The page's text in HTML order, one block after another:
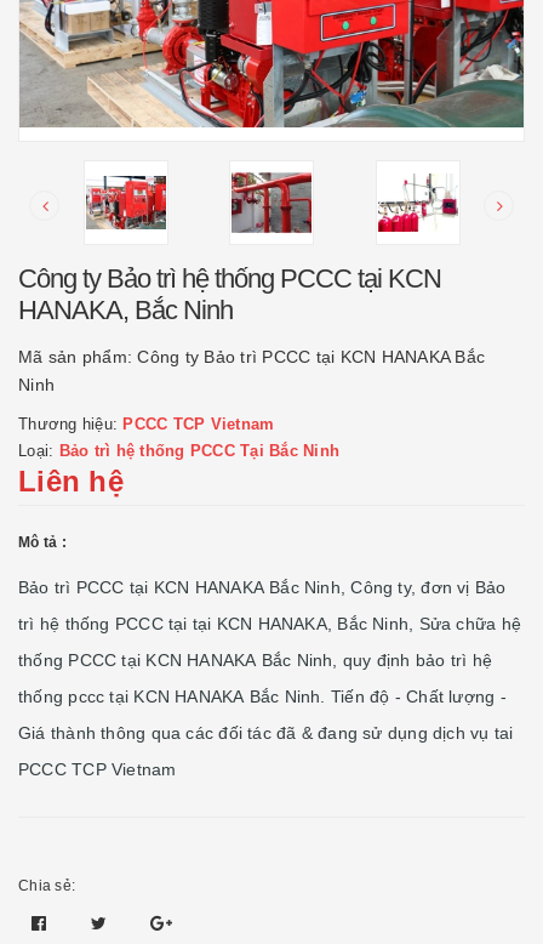
Công ty Bảo trì hệ thống PCCC tại KCN
HANAKA, Bắc Ninh
Mã sản phẩm:Công ty Bảo trì PCCC tại KCN HANAKA Bắc
Ninh
Thương hiệu: PCCC TCP Vietnam
Loại: Bảo trì hệ thống PCCC Tại Bắc Ninh
Liên hệ
Mô tả :
Bảo trì PCCC tại KCN HANAKA Bắc Ninh, Công ty, đơn vị Bảo
trì hệ thống PCCC tại tại KCN HANAKA, Bắc Ninh, Sửa chữa hệ
thống PCCC tại KCN HANAKA Bắc Ninh, quy định bảo trì hệ
thống pccc tại KCN HANAKA Bắc Ninh. Tiến độ - Chất lượng -
Giá thành thông qua các đối tác đã & đang sử dụng dịch vụ tai
PCCC TCP Vietnam
Chia sẻ: